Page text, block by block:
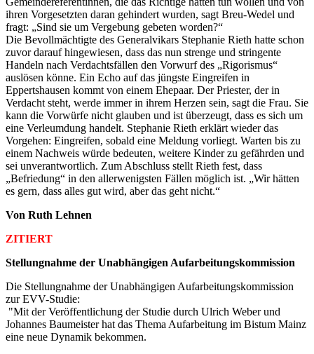
ihren Vorgesetzten daran gehindert wurden, sagt Breu-Wedel und
fragt: „Sind sie um Vergebung gebeten worden?“
Die Bevollmächtigte des Generalvikars Stephanie Rieth hatte schon
zuvor darauf hingewiesen, dass das nun strenge und stringente
Handeln nach Verdachtsfällen den Vorwurf des „Rigorismus“
auslösen könne. Ein Echo auf das jüngste Eingreifen in
Eppertshausen kommt von einem Ehepaar. Der Priester, der in
Verdacht steht, werde immer in ihrem Herzen sein, sagt die Frau. Sie
kann die Vorwürfe nicht glauben und ist überzeugt, dass es sich um
eine Verleumdung handelt. Stephanie Rieth erklärt wieder das
Vorgehen: Eingreifen, sobald eine Meldung vorliegt. Warten bis zu
einem Nachweis würde bedeuten, weitere Kinder zu gefährden und
sei unverantwortlich. Zum Abschluss stellt Rieth fest, dass
„Befriedung“ in den allerwenigsten Fällen möglich ist. „Wir hätten
es gern, dass alles gut wird, aber das geht nicht.“
Von Ruth Lehnen
ZITIERT
Stellungnahme der Unabhängigen Aufarbeitungskommission
Die Stellungnahme der Unabhängigen Aufarbeitungskommission
zur EVV-Studie:
"Mit der Veröffentlichung der Studie durch Ulrich Weber und
Johannes Baumeister hat das Thema Aufarbeitung im Bistum Mainz
eine neue Dynamik bekommen.